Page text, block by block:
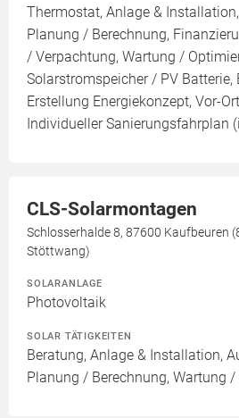
Thermostat, Anlage &
Planung / Berechnung,
/ Verpachtung, Wartung /
Solarstromspeicher / PV Batterie,
Erstellung Energiekonzept, Vor-
Individueller Sanierungsfahrplan
CLS-Solarmontagen
Schlosserhalde 8, 87600 Kaufbeuren
Stöttwang)
SOLARANLAGE
Photovoltaik
SOLAR TÄTIGKEITEN
Beratung, Anlage & Installation,
Planung / Berechnung, Wartung